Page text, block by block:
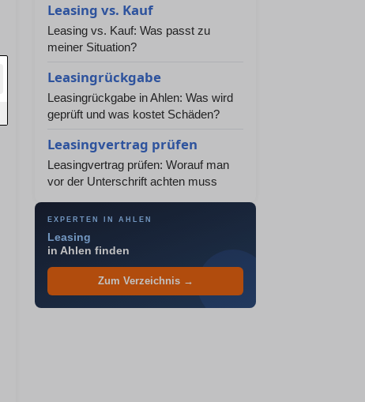
Leasing vs. Kauf
Leasing vs. Kauf: Was passt zu
meiner Situation?
Leasingrückgabe
Leasingrückgabe in Ahlen: Was wird
geprüft und was kostet Schäden?
Leasingvertrag prüfen
Leasingvertrag prüfen: Worauf man
vor der Unterschrift achten muss
EXPERTEN IN AHLEN
Leasing
in Ahlen finden
Zum Verzeichnis →